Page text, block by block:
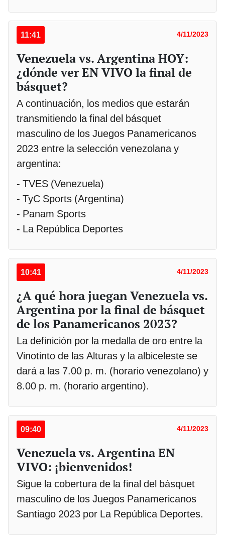
11:41 4/11/2023
Venezuela vs. Argentina HOY:
¿dónde ver EN VIVO la final de
básquet?
A continuación, los medios que estarán
transmitiendo la final del básquet
masculino de los Juegos Panamericanos
2023 entre la selección venezolana y
argentina:
- TVES (Venezuela)
- TyC Sports (Argentina)
- Panam Sports
- La República Deportes
10:41 4/11/2023
¿A qué hora juegan Venezuela vs.
Argentina por la final de básquet
de los Panamericanos 2023?
La definición por la medalla de oro entre la
Vinotinto de las Alturas y la albiceleste se
dará a las 7.00 p. m. (horario venezolano) y
8.00 p. m. (horario argentino).
09:40 4/11/2023
Venezuela vs. Argentina EN
VIVO: ¡bienvenidos!
Sigue la cobertura de la final del básquet
masculino de los Juegos Panamericanos
Santiago 2023 por La República Deportes.